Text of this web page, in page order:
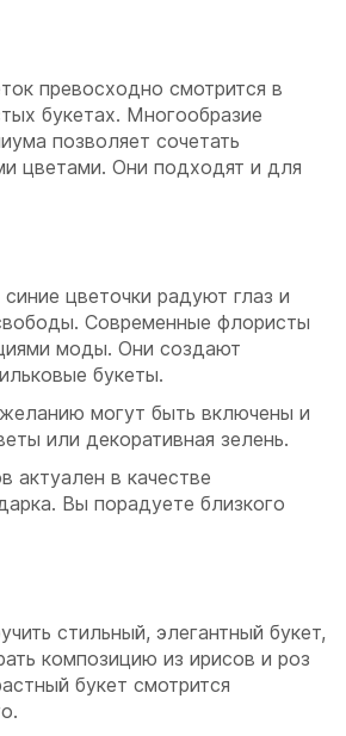
превосходно смотрится в
букетах. Многообразие
позволяет сочетать
цветами. Они подходят и для
цветочки радуют глаз и
Современные флористы
моды. Они создают
букеты.
могут быть включены и
или декоративная зелень.
актуален в качестве
Вы порадуете близкого
стильный, элегантный букет,
композицию из ирисов и роз
букет смотрится